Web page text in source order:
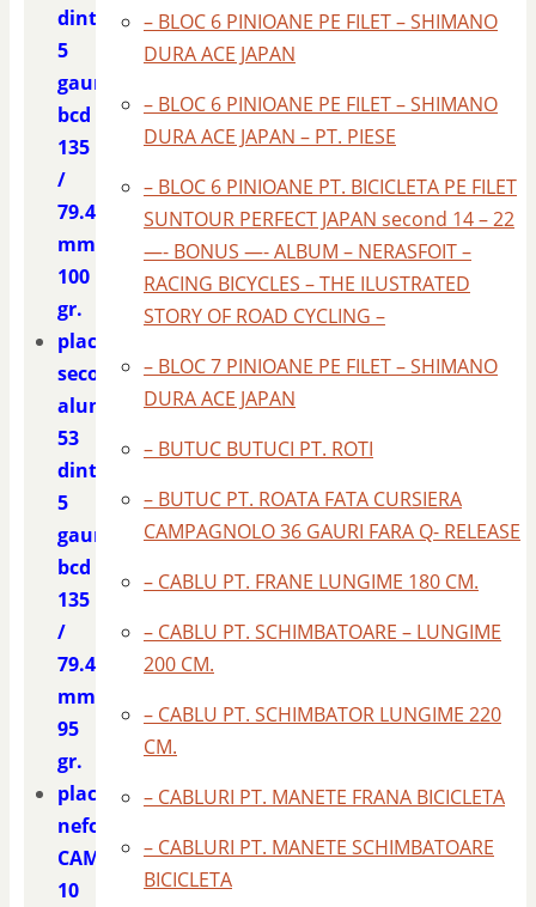
dinti
5
gauri
bcd
135
/
79.4
mm.
100
gr.
placa
second CAMPAGNOLO
aluminiu
53
dinti
5
gauri
bcd
135
/
79.4
mm.
95
gr.
placa
nefolosita
CAMPAGNOLO
10
– BLOC 6 PINIOANE PE FILET – SHIMANO
DURA ACE JAPAN
– BLOC 6 PINIOANE PE FILET – SHIMANO
DURA ACE JAPAN – PT. PIESE
– BLOC 6 PINIOANE PT. BICICLETA PE FILET
SUNTOUR PERFECT JAPAN second 14 – 22
—- BONUS —- ALBUM – NERASFOIT –
RACING BICYCLES – THE ILUSTRATED
STORY OF ROAD CYCLING –
– BLOC 7 PINIOANE PE FILET – SHIMANO
DURA ACE JAPAN
– BUTUC BUTUCI PT. ROTI
– BUTUC PT. ROATA FATA CURSIERA
CAMPAGNOLO 36 GAURI FARA Q- RELEASE
– CABLU PT. FRANE LUNGIME 180 CM.
– CABLU PT. SCHIMBATOARE – LUNGIME
200 CM.
– CABLU PT. SCHIMBATOR LUNGIME 220
CM.
– CABLURI PT. MANETE FRANA BICICLETA
– CABLURI PT. MANETE SCHIMBATOARE
BICICLETA